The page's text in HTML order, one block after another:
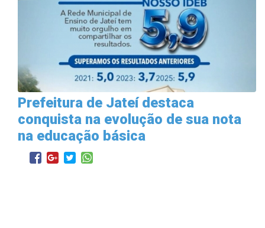
Prefeitura de Jateí destaca
conquista na evolução de sua nota
na educação básica